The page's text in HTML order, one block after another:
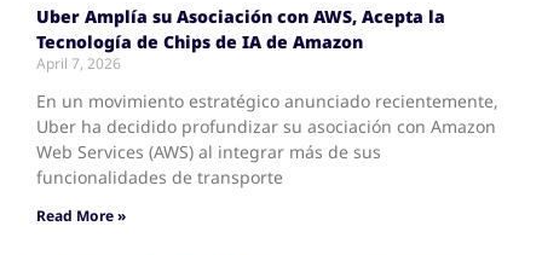
Uber Amplía su Asociación con AWS, Acepta la
Tecnología de Chips de IA de Amazon
April 7, 2026
En un movimiento estratégico anunciado recientemente,
Uber ha decidido profundizar su asociación con Amazon
Web Services (AWS) al integrar más de sus
funcionalidades de transporte
Read More »